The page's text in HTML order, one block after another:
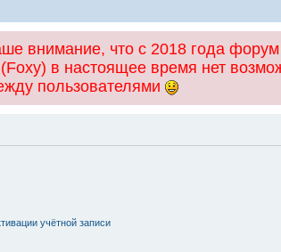
внимание, что с 2018 года форум
в настоящее время нет
пользователями
учётной записи